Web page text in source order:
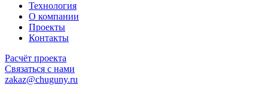
Технология
О компании
Проекты
Контакты
Расчёт проекта
Связаться с нами
zakaz@chuguny.ru